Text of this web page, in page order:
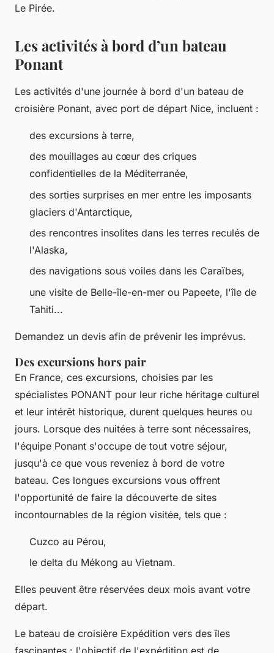
Le Pirée.
Les activités à bord d’un bateau
Ponant
Les activités d'une journée à bord d'un bateau de
croisière Ponant, avec port de départ Nice, incluent :
des excursions à terre,
des mouillages au cœur des criques
confidentielles de la Méditerranée,
des sorties surprises en mer entre les imposants
glaciers d'Antarctique,
des rencontres insolites dans les terres reculés de
l'Alaska,
des navigations sous voiles dans les Caraïbes,
une visite de Belle-île-en-mer ou Papeete, l'île de
Tahiti...
Demandez un devis afin de prévenir les imprévus.
Des excursions hors pair
En France, ces excursions, choisies par les
spécialistes PONANT pour leur riche héritage culturel
et leur intérêt historique, durent quelques heures ou
jours. Lorsque des nuitées à terre sont nécessaires,
l'équipe Ponant s'occupe de tout votre séjour,
jusqu'à ce que vous reveniez à bord de votre
bateau. Ces longues excursions vous offrent
l'opportunité de faire la découverte de sites
incontournables de la région visitée, tels que :
Cuzco au Pérou,
le delta du Mékong au Vietnam.
Elles peuvent être réservées deux mois avant votre
départ.
Le bateau de croisière Expédition vers des îles